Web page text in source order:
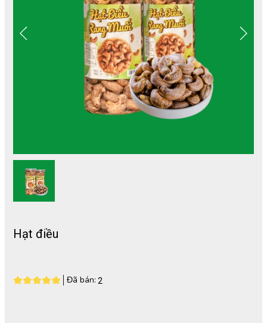
Hạt điều
2
Đã bán: